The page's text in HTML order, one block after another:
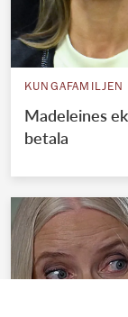
KUNGAFAMILJEN
Madeleines
betala